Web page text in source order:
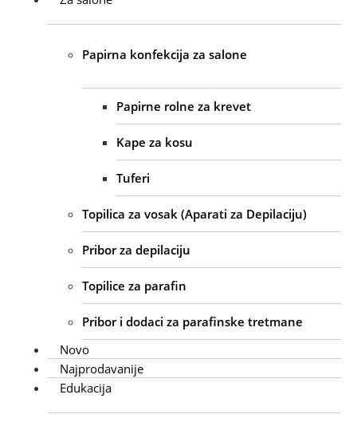
Papirna konfekcija za salone
Papirne rolne za krevet
Kape za kosu
Tuferi
Topilica za vosak (Aparati za Depilaciju)
Pribor za depilaciju
Topilice za parafin
Pribor i dodaci za parafinske tretmane
Novo
Najprodavanije
Edukacija